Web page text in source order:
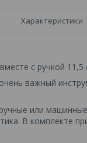
Характеристики
с ручкой 11,5
важный
или
В комплекте